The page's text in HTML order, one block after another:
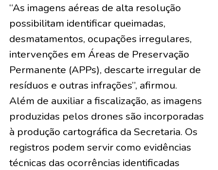
“As imagens aéreas de alta resolução
possibilitam identificar queimadas,
desmatamentos, ocupações irregulares,
intervenções em Áreas de Preservação
Permanente (APPs), descarte irregular de
resíduos e outras infrações”, afirmou.
Além de auxiliar a fiscalização, as imagens
produzidas pelos drones são incorporadas
à produção cartográfica da Secretaria. Os
registros podem servir como evidências
técnicas das ocorrências identificadas